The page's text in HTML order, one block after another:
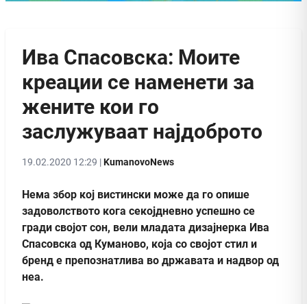
Ива Спасовска: Моите
креации се наменети за
жените кои го
заслужуваат најдоброто
19.02.2020 12:29 |KumanovoNews
Нема збор кој вистински може да го опише
задоволството кога секојдневно успешно се
гради својот сон, вели младата дизајнерка Ива
Спасовска од Куманово, која со својот стил и
бренд е препознатлива во државата и надвор од
неа.